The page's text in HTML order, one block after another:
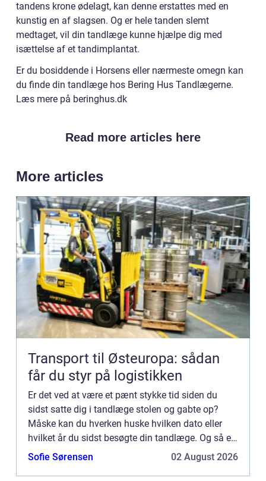
tandens krone ødelagt, kan denne erstattes med en
kunstig en af slagsen. Og er hele tanden slemt
medtaget, vil din tandlæge kunne hjælpe dig med
isættelse af et tandimplantat.
Er du bosiddende i Horsens eller nærmeste omegn kan
du finde din tandlæge hos Bering Hus Tandlægerne.
Læs mere på beringhus.dk
Read more articles here
More articles
Transport til Østeuropa: sådan
får du styr på logistikken
Er det ved at være et pænt stykke tid siden du
sidst satte dig i tandlæge stolen og gabte op?
Måske kan du hverken huske hvilken dato eller
hvilket år du sidst besøgte din tandlæge. Og så er
det ved at...
Sofie Sørensen 02 August 2026